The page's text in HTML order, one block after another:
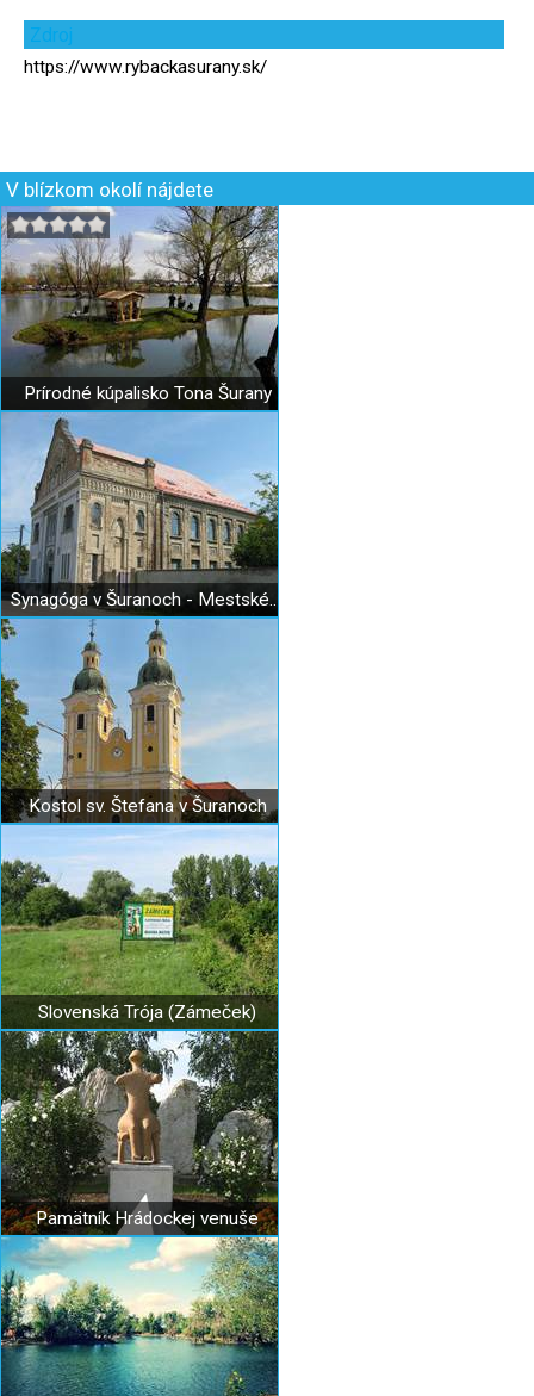
Zdroj
https://www.rybackasurany.sk/
V blízkom okolí nájdete
Prírodné kúpalisko Tona Šurany
Synagóga v Šuranoch - Mestské múzeum
Kostol sv. Štefana v Šuranoch
Slovenská Trója (Zámeček)
Pamätník Hrádockej venuše